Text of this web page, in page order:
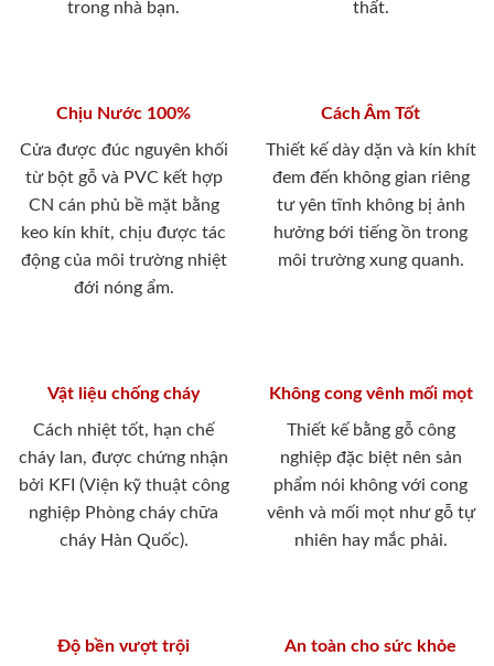
trong nhà bạn.
thất.
Chịu Nước 100%
Cửa được đúc nguyên khối
từ bột gỗ và PVC kết hợp
CN cán phủ bề mặt bằng
keo kín khít, chịu được tác
động của môi trường nhiệt
đới nóng ẩm.
Cách Âm Tốt
Thiết kế dày dặn và kín khít
đem đến không gian riêng
tư yên tĩnh không bị ảnh
hưởng bới tiếng ồn trong
môi trường xung quanh.
Vật liệu chống cháy
Cách nhiệt tốt, hạn chế
cháy lan, được chứng nhận
bởi KFI (Viện kỹ thuật công
nghiệp Phòng cháy chữa
cháy Hàn Quốc).
Không cong vênh mối mọt
Thiết kế bằng gỗ công
nghiệp đặc biệt nên sản
phẩm nói không với cong
vênh và mối mọt như gỗ tự
nhiên hay mắc phải.
Độ bền vượt trội An toàn cho sức khỏe